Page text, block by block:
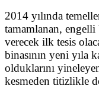
2014 yılında
tamamlanan, engelli
verecek ilk tesis
binasının yeni yıla
olduklarını
kesmeden titizlikle